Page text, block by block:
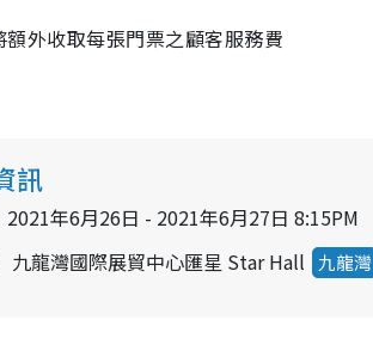
額外收取每張門票之顧客服務費
訊
2021年6月26日 - 2021年6月27日 8:15PM
九龍灣國際展貿中心匯星 Star Hall 九龍灣